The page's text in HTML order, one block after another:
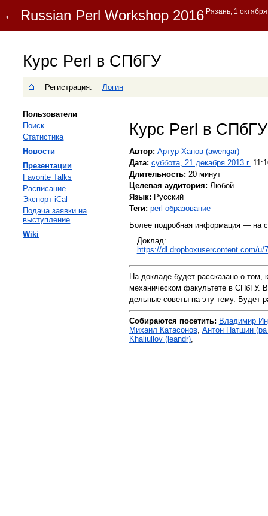
Курс Perl в СПбГУ
Регистрация: Логин
Пользователи
Поиск
Статистика
Новости
Презентации
Favorite Talks
Расписание
Экспорт iCal
Подача заявки на
выступление
Wiki
Курс Perl в СПбГУ
Автор: Артур Ханов (‎awengar‎)
Дата: суббота, 21 декабря 2013 г.
Длительность: 20 минут
Целевая аудитория: Любой
Язык: Русский
Теги: perl образование
Более подробная информация — на
Доклад:
https://dl.dropboxusercontent.com/
На докладе будет рассказано о том,
механическом факультете в СПбГУ.
дельные советы на эту тему. Будет
Собираются посетить: Владимир
Михаил Катасонов, Антон Патшин
Khaliullov (‎leandr‎),